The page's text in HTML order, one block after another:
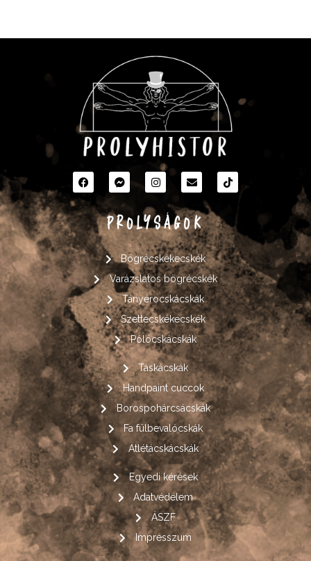
PROLYSÁGOK
Bögrécskékecskék
Varázslatos bögrécskék
Tányérocskácskák
Szettecskékecskék
Pólócskácskák
Táskácskák
Handpaint cuccok
Borospohárcsácskák
Fa fülbevalócskák
Atlétácskácskák
Egyedi kérések
Adatvédelem
ÁSZF
Impresszum